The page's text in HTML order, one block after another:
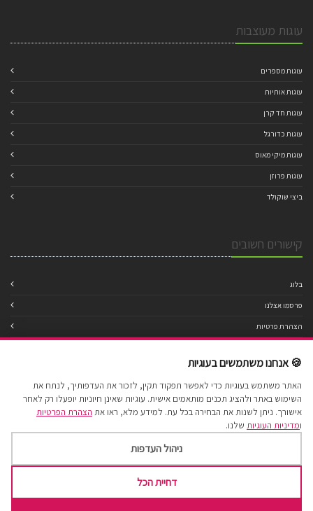
עוגות מעוצבות
עוגות מספרים
עוגות אותיות
עוגות חד קרן
עוגות כדורגל
עוגות מיקי מאוס
עוגות פרוזן
ביצי שוקולד
קישורים חשובים
בלוג
פרסמו אצלנו
הצהרת פרטיות
תנאי שימוש
הצהרת נגישות
מפת אתר
Cake Factory 2017 © All Rights Reserved.
🍪 אנחנו משתמשים בעוגיות
האתר משתמש בעוגיות כדי לאפשר תפקוד תקין, לזכור את העדפותיך, לנתח את
השימוש באתר ולהציג תכנים מותאמים אישית. עוגיות שאינן חיוניות יופעלו רק לאחר
אישורך. ניתן לשנות את הבחירה בכל עת. למידע מלא, ראו את הצהרת הפרטיות
ומדיניות העוגיות שלנו.
ניהול העדפות
דחיית הכל